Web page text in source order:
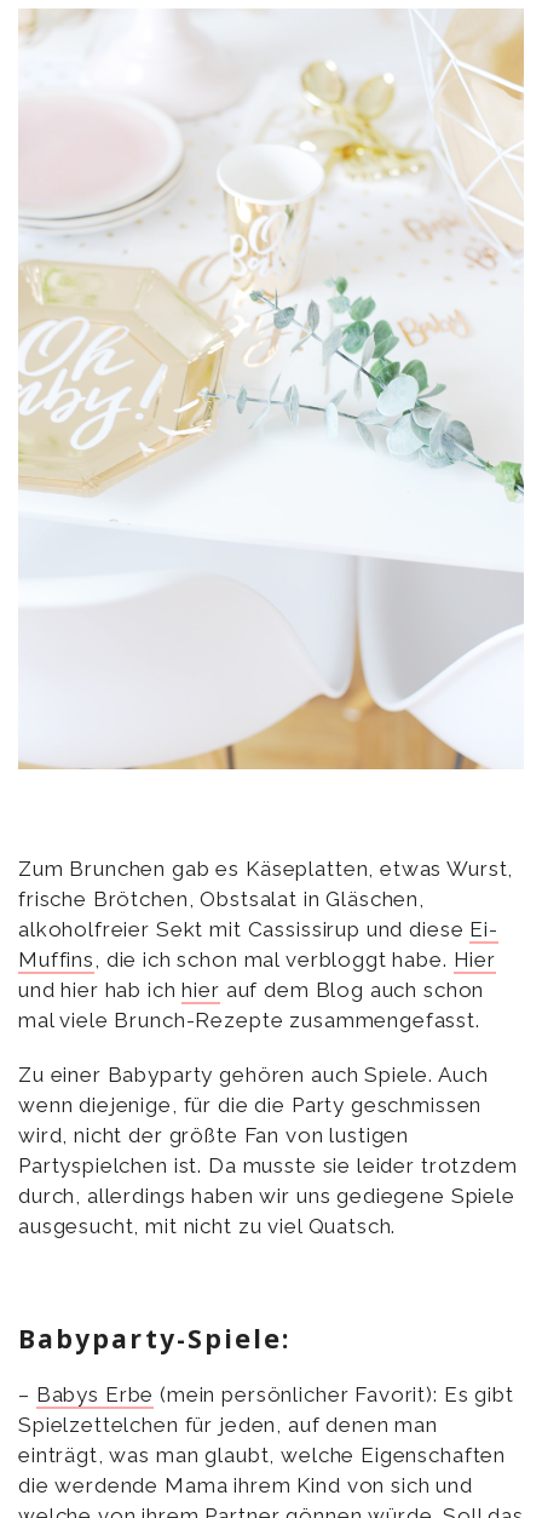
Zum Brunchen gab es Käseplatten, etwas Wurst,
frische Brötchen, Obstsalat in Gläschen,
alkoholfreier Sekt mit Cassissirup und diese Ei-
Muffins , die ich schon mal verbloggt habe. Hier
und hier hab ichhier auf dem Blog auch schon
mal viele Brunch-Rezepte zusammengefasst.
Zu einer Babyparty gehören auch Spiele. Auch
wenn diejenige, für die die Party geschmissen
wird, nicht der größte Fan von lustigen
Partyspielchen ist. Da musste sie leider trotzdem
durch, allerdings haben wir uns gediegene Spiele
ausgesucht, mit nicht zu viel Quatsch.
Babyparty-Spiele:
– Babys Erbe (mein persönlicher Favorit): Es gibt
Spielzettelchen für jeden, auf denen man
einträgt, was man glaubt, welche Eigenschaften
die werdende Mama ihrem Kind von sich und